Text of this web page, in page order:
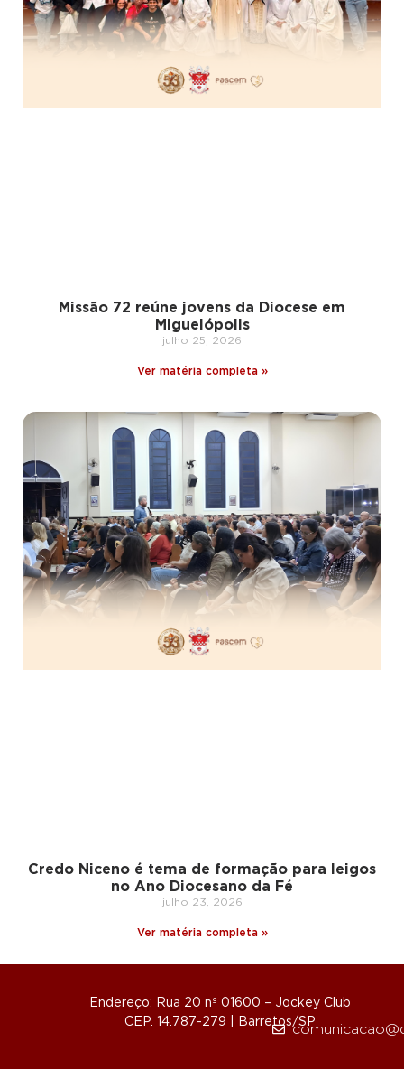
Missão 72 reúne jovens da Diocese em
Miguelópolis
julho 25, 2026
Ver matéria completa »
Credo Niceno é tema de formação para leigos
no Ano Diocesano da Fé
julho 23, 2026
Ver matéria completa »
Endereço: Rua 20 nº 01600 – Jockey Club
CEP. 14.787-279 | Barretos/SP